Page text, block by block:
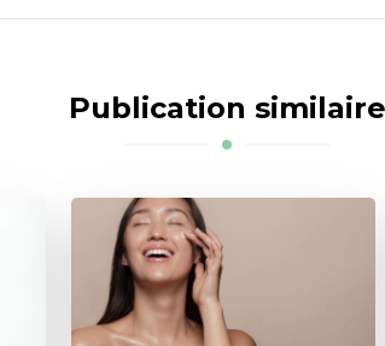
Publication similaire